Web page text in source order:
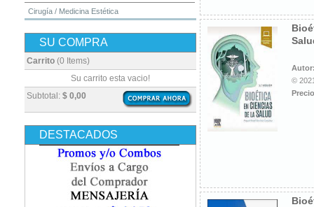
Cirugía / Medicina Estética
Dermatología
Diagnóstico por Imagen / Radiología
Embriología
Enfermería
Epidemiología
Farmacia / Farmacología
Fisiatría / Kinesiología
Fisiología / Fisiopatología
SU COMPRA
Carrito (0 Items)
Subtotal: $ 0,00
Su carrito esta vacio!
DESTACADOS
©